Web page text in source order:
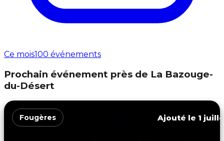
Ce mois100 événements
Prochain événement près de La Bazouge-
du-Désert
Fougères Ajouté le 1